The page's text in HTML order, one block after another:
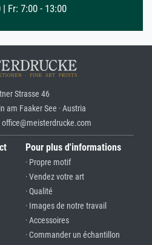
Fr: 7:00 - 13:00
Strasse 46
am Faaker See · Austria
office@meisterdrucke.com
Pour plus d'informations
· Propre motif
· Vendez votre art
· Qualité
· Images de notre travail
· Accessoires
· Commander un échantillon